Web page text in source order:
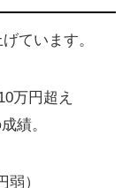
ています。
万円超え
績。
弱）